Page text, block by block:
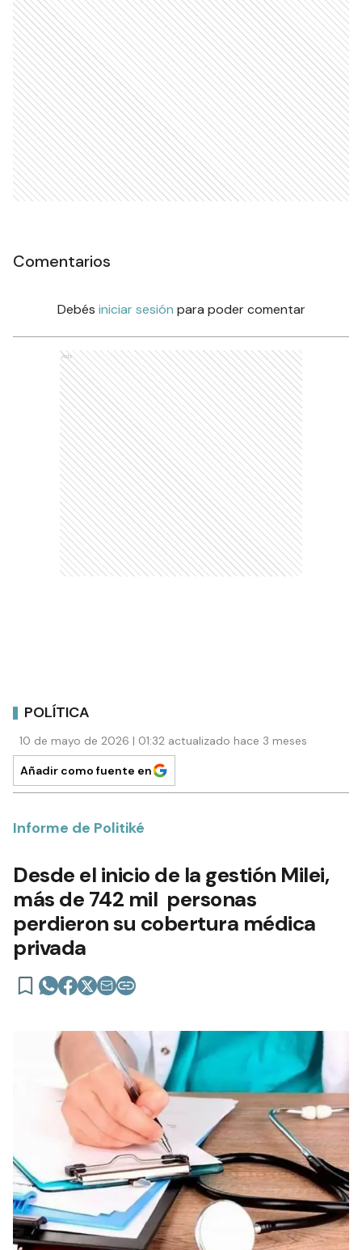
Comentarios
Debés iniciar sesión para poder comentar
Ads
POLÍTICA
10 de mayo de 2026 | 01:32 actualizado hace 3 meses
Añadir como fuente en
Informe de Politiké
Desde el inicio de la gestión Milei,
más de 742 mil personas
perdieron su cobertura médica
privada